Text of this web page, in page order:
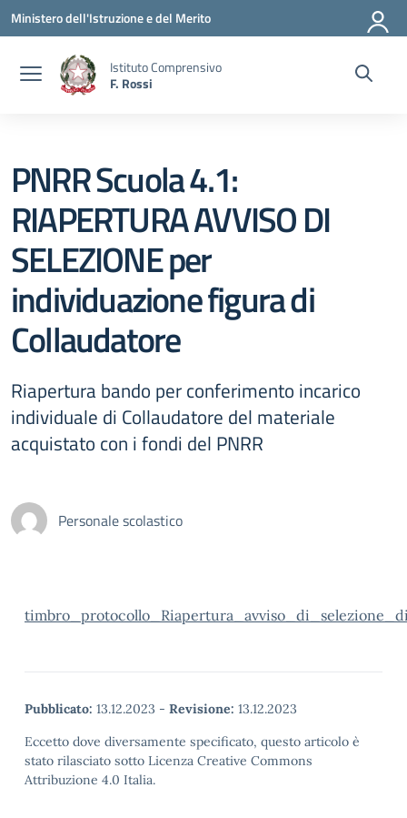
Vai ai contenuti
Vai al menu di navigazione
Vai al footer
Ministero dell'Istruzione e del Merito
Istituto Comprensivo
F. Rossi
PNRR Scuola 4.1:
RIAPERTURA AVVISO DI
SELEZIONE per
individuazione figura di
Collaudatore
Riapertura bando per conferimento incarico
individuale di Collaudatore del materiale
acquistato con i fondi del PNRR
Personale scolastico
Pubblicato: 13.12.2023 - Revisione: 13.12.2023
Eccetto dove diversamente specificato, questo articolo è
stato rilasciato sotto Licenza Creative Commons
Attribuzione 4.0 Italia.